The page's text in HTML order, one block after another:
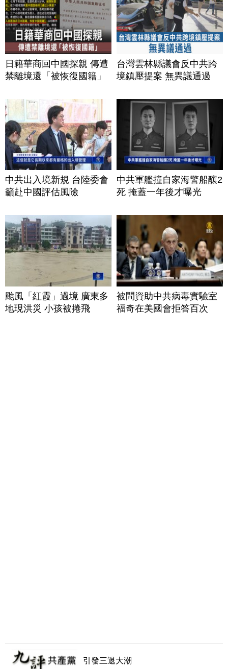
日籍華商回中國探親 傳遭
禁離境還「被恢復國籍」
台灣雲林縣議會反中共跨
境鎮壓提案 無異議通過
中共出入境新規 台陸委會
籲赴中國評估風險
中共軍艦撞自家海警船釀2
死 掩蓋一年後才曝光
颱風「紅霞」過境 廣東多
地現洪災 小孩被捲飛
被問資助中共病毒實驗室
福奇在美國會拒答百次
引發三退大潮